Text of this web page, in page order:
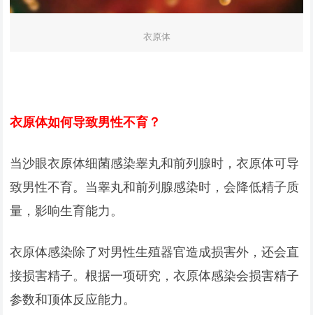
衣原体
衣原体如何导致男性不育？
当沙眼衣原体细菌感染睾丸和前列腺时，衣原体可导
致男性不育。当睾丸和前列腺感染时，会降低精子质
量，影响生育能力。
衣原体感染除了对男性生殖器官造成损害外，还会直
接损害精子。根据一项研究，衣原体感染会损害精子
参数和顶体反应能力。